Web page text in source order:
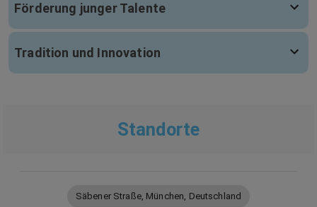
Förderung junger Talente
Tradition und Innovation
Standorte
Säbener Straße, München, Deutschland